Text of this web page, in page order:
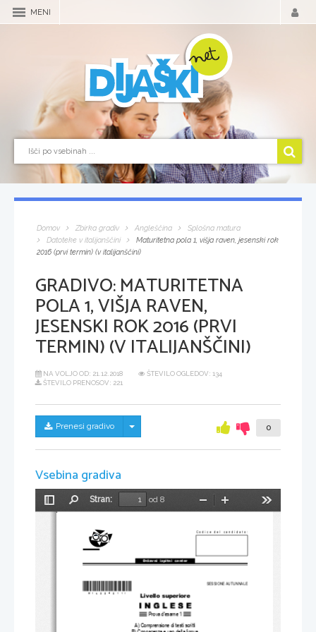
MENI
Domov Zbirka gradiv Angleščina
Splošna matura
Datoteke v italijanščini
Maturitetna pola 1, višja raven, jesenski rok
2016 (prvi termin) (v italijanščini)
GRADIVO:MATURITETNA
POLA 1, VIŠJA RAVEN,
JESENSKI ROK 2016 (PRVI
TERMIN) (V ITALIJANŠČINI)
NA VOLJO OD: 21.12.2018
ŠTEVILO OGLEDOV: 134
ŠTEVILO PRENOSOV: 221
Prenesi gradivo Skrij/prikaži meni 0
Vsebina gradiva
Preklopi
Stran:
od 8
Pomanjšaj
A) Comprensione di testi scritti
SESSIONE AUTUNNALE
Državni  izpitni  center
Codice del candidato:
Prova d'esame 1
Livello superiore